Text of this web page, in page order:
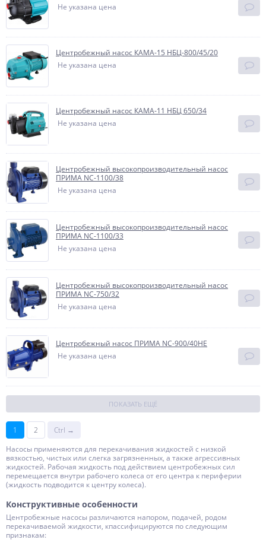
Не указана цена
Центробежный насос КАМА-15 НБЦ-800/45/20
Не указана цена
Центробежный насос КАМА-11 НБЦ 650/34
Не указана цена
Центробежный высокопроизводительный насос
ПРИМА NC-1100/38
Не указана цена
Центробежный высокопроизводительный насос
ПРИМА NC-1100/33
Не указана цена
Центробежный высокопроизводительный насос
ПРИМА NC-750/32
Не указана цена
Центробежный насос ПРИМА NC-900/40НЕ
Не указана цена
ПОКАЗАТЬ ЕЩЁ
1 2
Ctrl →
Насосы применяются для перекачивания жидкостей с низкой
вязкостью, чистых или слегка загрязненных, а также агрессивных
жидкостей. Рабочая жидкость под действием центробежных сил
перемещается внутри рабочего колеса от его центра к периферии
(жидкость подводится к центру колеса).
Конструктивные особенности
Центробежные насосы различаются напором, подачей, родом
перекачиваемой жидкости, кпассифицируются по следующим
признакам: